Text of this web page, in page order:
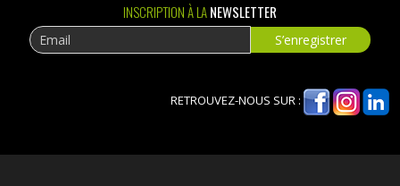
INSCRIPTION À LANEWSLETTER
RETROUVEZ-NOUS SUR :